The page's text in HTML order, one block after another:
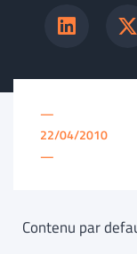
—
22/04/2010
—
Contenu par